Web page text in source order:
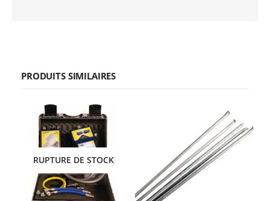
PRODUITS SIMILAIRES
RUPTURE DE STOCK